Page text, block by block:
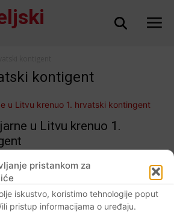
pristankom za
iskustvo, koristimo tehnologije poput
pristup informacijama o uređaju.
kontigent
u Litvu krenuo 1.